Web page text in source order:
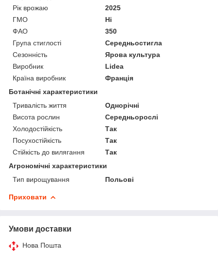
Рік врожаю
2025
ГМО
Ні
ФАО
350
Група стиглості
Середньостигла
Сезонність
Ярова культура
Виробник
Lidea
Країна виробник
Франція
Ботанічні характеристики
Тривалість життя
Однорічні
Висота рослин
Середньорослі
Холодостійкість
Так
Посухостійкість
Так
Стійкість до вилягання
Так
Агрономічні характеристики
Тип вирощування
Польові
Приховати
Умови доставки
Нова Пошта